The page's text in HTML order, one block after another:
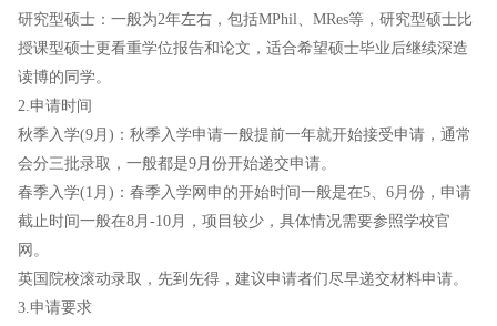
研究型硕士：一般为2年左右，包括MPhil、MRes等，研究型硕士比
授课型硕士更看重学位报告和论文，适合希望硕士毕业后继续深造
读博的同学。
2.申请时间
秋季入学(9月)：秋季入学申请一般提前一年就开始接受申请，通常
会分三批录取，一般都是9月份开始递交申请。
春季入学(1月)：春季入学网申的开始时间一般是在5、6月份，申请
截止时间一般在8月-10月，项目较少，具体情况需要参照学校官
网。
英国院校滚动录取，先到先得，建议申请者们尽早递交材料申请。
3.申请要求